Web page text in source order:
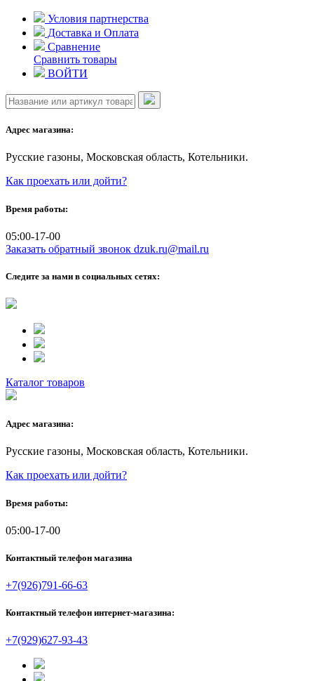
Skip
content
Условия партнерства
Доставка и Оплата
Сравнение
Сравнить товары
ВОЙТИ
Адрес магазина:
Русские газоны, Московская область, Котельники.
Как проехать или дойти?
Время работы:
05:00-17-00
Заказать обратный звонок dzuk.ru@mail.ru
Следите за нами в социальных сетях:
Каталог товаров
Адрес магазина:
Русские газоны, Московская область, Котельники.
Как проехать или дойти?
Время работы:
05:00-17-00
Контактный телефон магазина
+7(926)791-66-63
Контактный телефон интернет-магазина:
+7(929)627-93-43